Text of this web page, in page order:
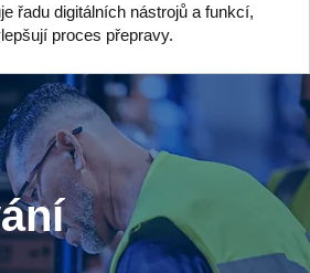
řadu digitálních nástrojů a funkcí,
proces přepravy.